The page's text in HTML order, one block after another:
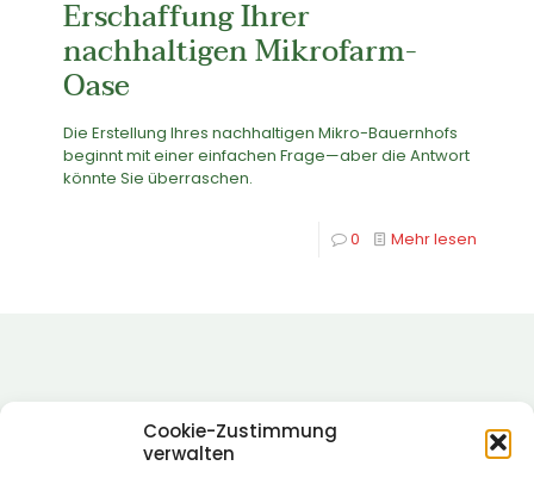
Cookie-Zustimmung
verwalten
Erschaffung Ihrer
nachhaltigen Mikrofarm-
Oase
Die Erstellung Ihres nachhaltigen Mikro-Bauernhofs
beginnt mit einer einfachen Frage—aber die Antwort
könnte Sie überraschen.
0 Mehr lesen